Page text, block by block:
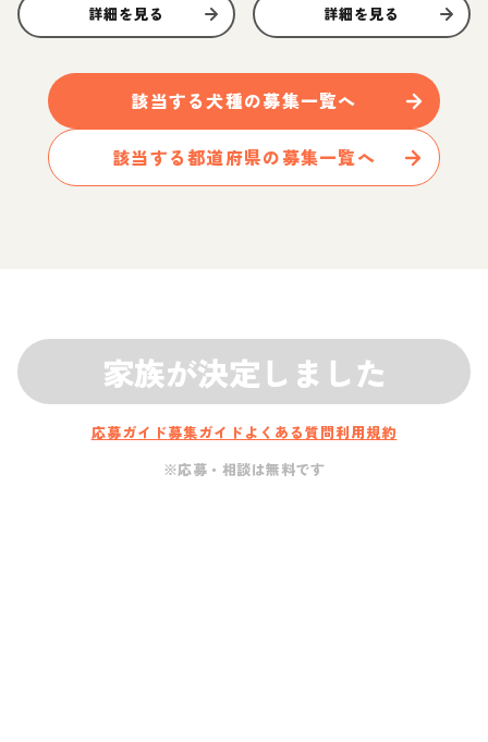
詳細を見る 詳細を見る
該当する犬種の募集一覧へ
該当する都道府県の募集一覧へ
家族が決定しました
応募ガイド募集ガイド よくある質問利用規約
※応募・相談は無料です